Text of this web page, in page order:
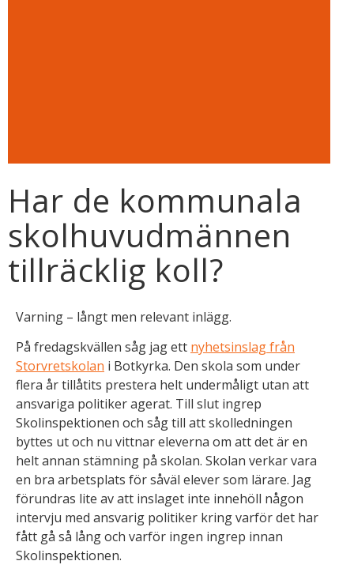
Har de kommunala
skolhuvudmännen
tillräcklig koll?
Varning – långt men relevant inlägg.
På fredagskvällen såg jag ett nyhetsinslag från
Storvretskolan i Botkyrka. Den skola som under
flera år tillåtits prestera helt undermåligt utan att
ansvariga politiker agerat. Till slut ingrep
Skolinspektionen och såg till att skolledningen
byttes ut och nu vittnar eleverna om att det är en
helt annan stämning på skolan. Skolan verkar vara
en bra arbetsplats för såväl elever som lärare. Jag
förundras lite av att inslaget inte innehöll någon
intervju med ansvarig politiker kring varför det har
fått gå så lång och varför ingen ingrep innan
Skolinspektionen.
Nödvändiga
Dessa kakor
går inte att
välja bort. De
behövs för
att